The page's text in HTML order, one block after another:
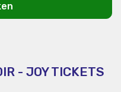
- JOY TICKETS